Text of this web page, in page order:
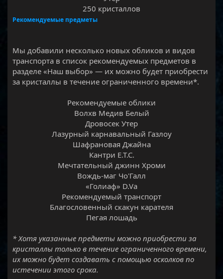
250 кристаллов​
Рекомендуемые предметы
Мы добавили несколько новых обликов и видов
транспорта в список рекомендуемых предметов в
разделе «Наш выбор» — их можно будет приобрести
за кристаллы в течение ограниченного времени*.
Рекомендуемые облики
Волхв Медив Белый
Дровосек Утер
Лазурный карнавальный Газлоу
Шафрановая Джайна
Кантри E.T.C.
Мечтательный джинн Хроми
Вождь-маг Чо'Галл
«Голиаф» D.Va
Рекомендуемый транспорт
Благословенный скакун карателя
Пегая лошадь​
* Хотя указанные предметы можно приобрести за
кристаллы только в течение ограниченного времени,
их можно будет создавать с помощью осколков по
истечении этого срока.